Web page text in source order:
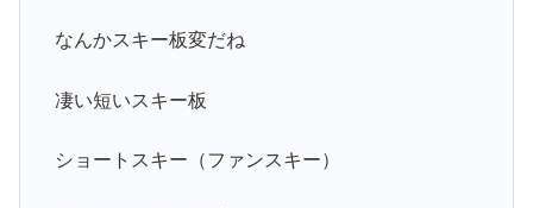
なんかスキー板変だね
凄い短いスキー板
ショートスキー（ファンスキー）